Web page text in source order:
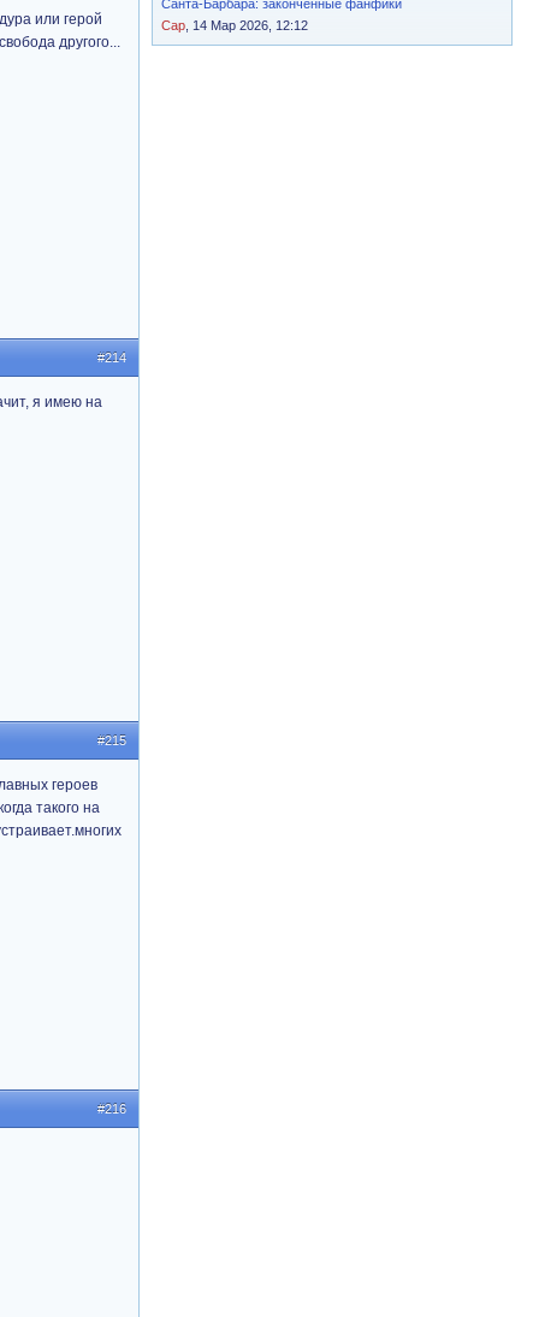
Санта-Барбара: законченные фанфики
Cap , 14 Мар 2026, 12:12
или герой
другого...
#214
я имею на
#215
героев
такого на
#216